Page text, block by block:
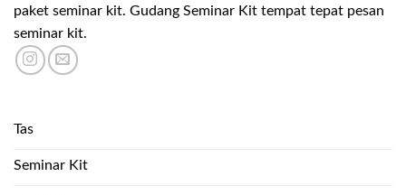
paket seminar kit. Gudang Seminar Kit tempat tepat pesan
seminar kit.
Tas
Seminar Kit